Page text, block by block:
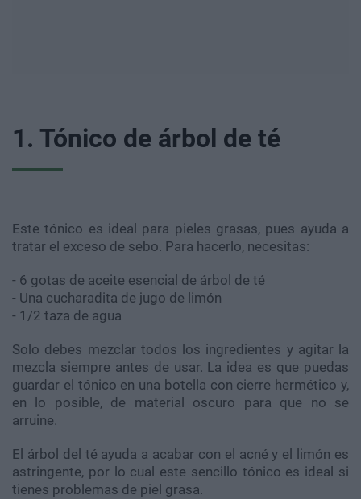
1. Tónico de árbol de té
Este tónico es ideal para pieles grasas, pues ayuda a
tratar el exceso de sebo. Para hacerlo, necesitas:
- 6 gotas de aceite esencial de árbol de té
- Una cucharadita de jugo de limón
- 1/2 taza de agua
Solo debes mezclar todos los ingredientes y agitar la
mezcla siempre antes de usar. La idea es que puedas
guardar el tónico en una botella con cierre hermético y,
en lo posible, de material oscuro para que no se
arruine.
El árbol del té ayuda a acabar con el acné y el limón es
astringente, por lo cual este sencillo tónico es ideal si
tienes problemas de piel grasa.